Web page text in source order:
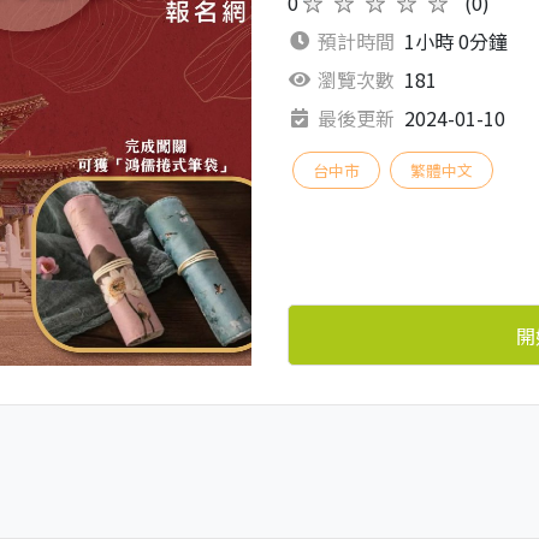
預計時間 1小時 0分鐘
瀏覽次數 181
最後更新 2024-01-10
台中市 繁體中文